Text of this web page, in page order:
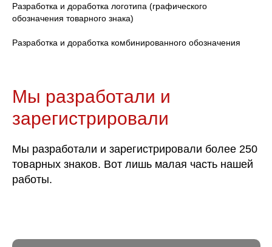
Разработка и доработка логотипа (графического
обозначения товарного знака)
Разработка и доработка комбинированного обозначения
Мы разработали и
зарегистрировали
Мы разработали и зарегистрировали более 250
товарных знаков. Вот лишь малая часть нашей
работы.